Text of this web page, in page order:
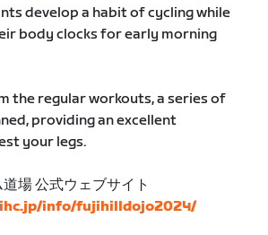
develop a habit of cycling while
body clocks for early morning
the regular workouts, a series of
providing an excellent
your legs.
場 公式ウェブサイト
info/fujihilldojo2024/